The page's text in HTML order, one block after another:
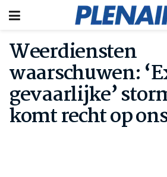
Weerdiensten
waarschuwen:
gevaarlijke’
komt recht op